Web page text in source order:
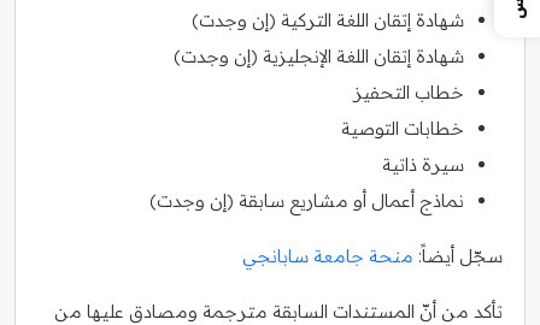
شهادة إتقان اللغة التركية (إن وجدت)
شهادة إتقان اللغة الإنجليزية (إن وجدت)
خطاب التحفيز
خطابات التوصية
سيرة ذاتية
نماذج أعمال أو مشاريع سابقة (إن وجدت)
سجّل أيضاً: منحة جامعة سابانجي
تأكد من أنّ المستندات السابقة مترجمة ومصادق عليها من